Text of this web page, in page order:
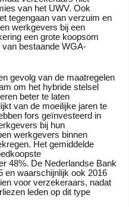
van het UWV. Ook
tegengaan van verzuim en
werkgevers bij een
een grote koopsom
bestaande WGA-
gevolg van de maatregelen
om het hybride stelsel
beter te laten
van de moeilijke jaren te
fors geïnvesteerd in
bij hun
werkgevers binnen
Het gemiddelde
48%. De Nederlandse Bank
en waarschijnlijk ook 2016
voor verzekeraars, nadat
leden op dit type